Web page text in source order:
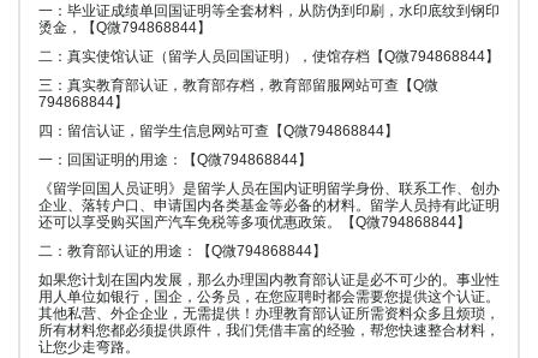
一：毕业证成绩单回国证明等全套材料，从防伪到印刷，水印底纹到钢印
烫金，【Q微794868844】
二：真实使馆认证（留学人员回国证明），使馆存档【Q微794868844】
三：真实教育部认证，教育部存档，教育部留服网站可查【Q微
794868844】
四：留信认证，留学生信息网站可查【Q微794868844】
一：回国证明的用途：【Q微794868844】
《留学回国人员证明》是留学人员在国内证明留学身份、联系工作、创办
企业、落转户口、申请国内各类基金等必备的材料。留学人员持有此证明
还可以享受购买国产汽车免税等多项优惠政策。【Q微794868844】
二：教育部认证的用途：【Q微794868844】
如果您计划在国内发展，那么办理国内教育部认证是必不可少的。事业性
用人单位如银行，国企，公务员，在您应聘时都会需要您提供这个认证。
其他私营、外企企业，无需提供！办理教育部认证所需资料众多且烦琐，
所有材料您都必须提供原件，我们凭借丰富的经验，帮您快速整合材料，
让您少走弯路。